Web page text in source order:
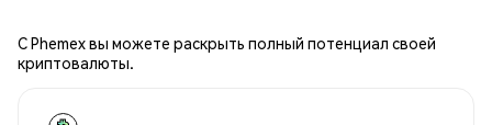
С Phemex вы можете раскрыть полный потенциал своей
криптовалюты.